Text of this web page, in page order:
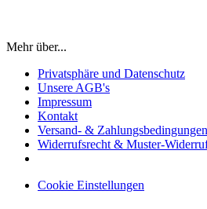
Mehr über...
Privatsphäre und Datenschutz
Unsere AGB's
Impressum
Kontakt
Versand- & Zahlungsbedingungen
Widerrufsrecht & Muster-
Cookie Einstellungen